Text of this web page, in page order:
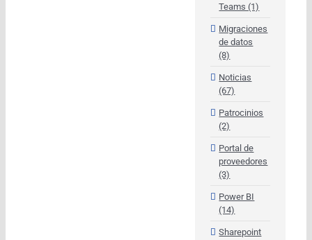
Teams (1)
Migraciones
de datos
(8)
Noticias
(67)
Patrocinios
(2)
Portal de
proveedores
(3)
Power BI
(14)
Sharepoint